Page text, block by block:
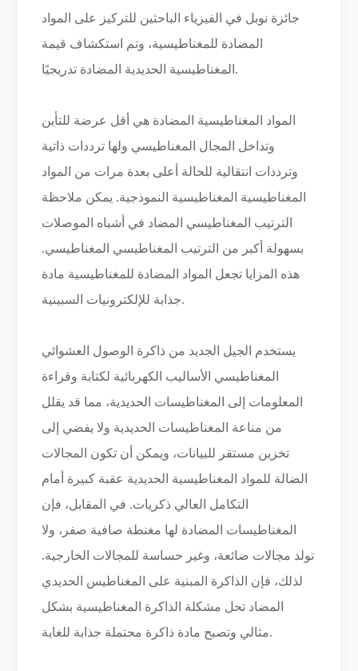
جائزة نوبل في الفيزياء الباحثين للتركيز على المواد
المضادة للمغناطيسية، وتم استكشاف قيمة
المغناطيسية الحديدية المضادة تدريجيًا.
المواد المغناطيسية المضادة هي أقل عرضة للتأين
وتداخل المجال المغناطيسي ولها ترددات ذاتية
وترددات انتقالية للحالة أعلى بعدة مرات من المواد
المغناطيسية المغناطيسية النموذجية. يمكن ملاحظة
الترتيب المغناطيسي المضاد في أشباه الموصلات
بسهولة أكبر من الترتيب المغناطيسي المغناطيسي.
هذه المزايا تجعل المواد المضادة للمغناطيسية مادة
جذابة للإلكترونيات السبينية.
يستخدم الجيل الجديد من ذاكرة الوصول العشوائي
المغناطيسي الأساليب الكهربائية لكتابة وقراءة
المعلومات إلى المغناطيسات الحديدية، مما قد يقلل
من مناعة المغناطيسات الحديدية ولا يفضي إلى
تخزين مستقر للبيانات، ويمكن أن تكون المجالات
الضالة للمواد المغناطيسية الحديدية عقبة كبيرة أمام
التكامل العالي ذكريات. في المقابل، فإن
المغناطيسات المضادة لها مغنطة صافية صفر، ولا
تولد مجالات ضائعة، وغير حساسة للمجالات الخارجية.
لذلك، فإن الذاكرة المبنية على المغناطيس الحديدي
المضاد تحل مشكلة الذاكرة المغناطيسية بشكل
مثالي وتصبح مادة ذاكرة محتملة جذابة للغاية.